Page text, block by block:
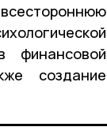
финансовой
создание